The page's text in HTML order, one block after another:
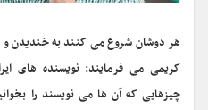
هر دوشان شروع می کنند به خندیدن و
کریمی می فرمایند: نویسنده های
چیزهایی که آن ها می نویسند را